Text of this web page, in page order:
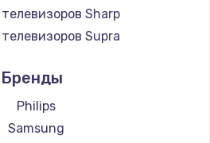
Заказать
1030 руб.
Заказать
Sharp
Supra
Hisense
Daewoo
Centek
Бренды
Philips
Samsung